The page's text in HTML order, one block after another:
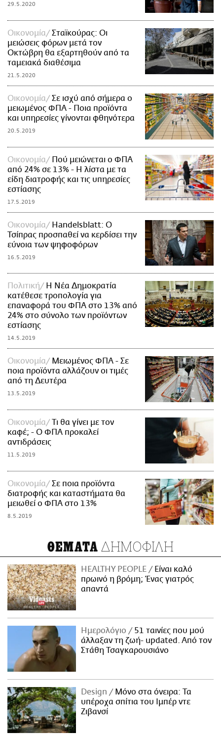
29.5.2020
Οικονομία
Σταϊκούρας: Οι
μειώσεις φόρων μετά τον
Οκτώβρη θα εξαρτηθούν από τα
ταμειακά διαθέσιμα
21.5.2020
Οικονομία
Σε ισχύ από σήμερα ο
μειωμένος ΦΠΑ - Ποια προϊόντα
και υπηρεσίες γίνονται φθηνότερα
20.5.2019
Οικονομία
Πού μειώνεται ο ΦΠΑ
από 24% σε 13% - Η λίστα με τα
είδη διατροφής και τις υπηρεσίες
εστίασης
17.5.2019
Οικονομία
Handelsblatt: Ο
Τσίπρας προσπαθεί να κερδίσει την
εύνοια των ψηφοφόρων
16.5.2019
Πολιτική
Η Νέα Δημοκρατία
κατέθεσε τροπολογία για
επαναφορά του ΦΠΑ στο 13% από
24% στο σύνολο των προϊόντων
εστίασης
14.5.2019
Οικονομία
Μειωμένος ΦΠΑ - Σε
ποια προϊόντα αλλάζουν οι τιμές
από τη Δευτέρα
13.5.2019
Οικονομία
Τι θα γίνει με τον
καφέ; - Ο ΦΠΑ προκαλεί
αντιδράσεις
11.5.2019
Οικονομία
Σε ποια προϊόντα
διατροφής και καταστήματα θα
μειωθεί ο ΦΠΑ στο 13%
8.5.2019
ΘΕΜΑΤΑ ΔΗΜΟΦΙΛΗ
HEALTHY PEOPLE
Είναι καλό
πρωινό η βρόμη; Ένας γιατρός
απαντά
Ημερολόγιο
51 ταινίες που μού
άλλαξαν τη ζωή- updated. Aπό τον
Στάθη Τσαγκαρουσιάνο
Design
Μόνο στα όνειρα: Τα
υπέροχα σπίτια του Ιμπέρ ντε
Ζιβανσί